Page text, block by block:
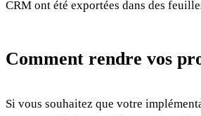
CRM ont été exportées dans des
Comment rendre vos
Si vous souhaitez que votre